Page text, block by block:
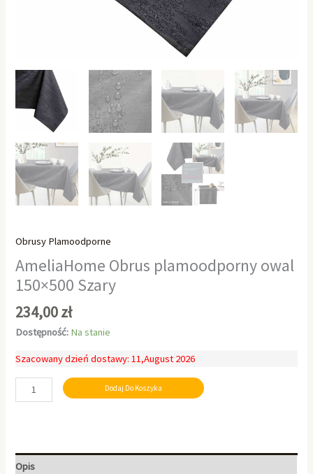
Obrusy Plamoodporne
AmeliaHome Obrus plamoodporny owal
150×500 Szary
234,00zł
Dostępność: Na stanie
Szacowany dzień dostawy: 11,August 2026
Dodaj Do Koszyka
Opis